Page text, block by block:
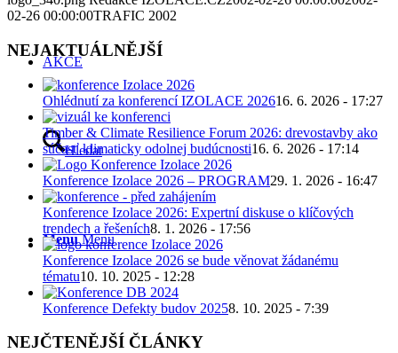
AKCE
Hledat
Menu Menu
02-26 00:00:00TRAFIC 2002
NEJAKTUÁLNĚJŠÍ
Ohlédnutí za konferencí IZOLACE 202616. 6. 2026 - 17:27
Timber & Climate Resilience Forum 2026: drevostavby ako
súčasť klimaticky odolnej budúcnosti16. 6. 2026 - 17:14
Konference Izolace 2026 – PROGRAM29. 1. 2026 - 16:47
Konference Izolace 2026: Expertní diskuse o klíčových
trendech a řešeních8. 1. 2026 - 17:56
Konference Izolace 2026 se bude věnovat žádanému
tématu10. 10. 2025 - 12:28
Konference Defekty budov 20258. 10. 2025 - 7:39
NEJČTENĚJŠÍ ČLÁNKY